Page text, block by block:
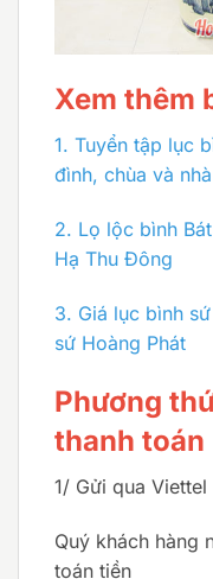
Xem thêm
1. Tuyển tập lục
đình, chùa và
2. Lọ lộc bình
Hạ Thu Đông
3. Giá lục bình
sứ Hoàng Phát
Phương
thanh toán
1/ Gửi qua
Quý khách hàng
toán tiền